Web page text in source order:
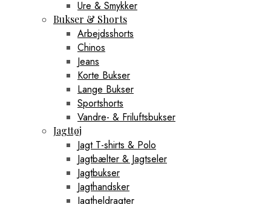
Ure & Smykker
Bukser & Shorts
Arbejdsshorts
Chinos
Jeans
Korte Bukser
Lange Bukser
Sportshorts
Vandre- & Friluftsbukser
Jagttøj
Jagt T-shirts & Polo
Jagtbælter & Jagtseler
Jagtbukser
Jagthandsker
Jagtheldragter